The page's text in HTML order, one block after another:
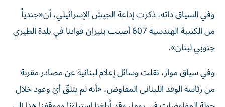
وفي السياق ذاته، ذكرت إذاعة الجيش الإسرائيلي، أن«جندياً
من الكتيبة الهندسية 607 أصيب بنيران قواتنا في بلدة الطيري
جنوبي ​لبنان​».
وفي سياق مواز، نقلت وسائل إعلام لبنانية عن مصادر مقربة
من ​رئاسة الوفد اللبناني​ المفاوض، «أنه لم يتلقّ أيّ وعود خلال